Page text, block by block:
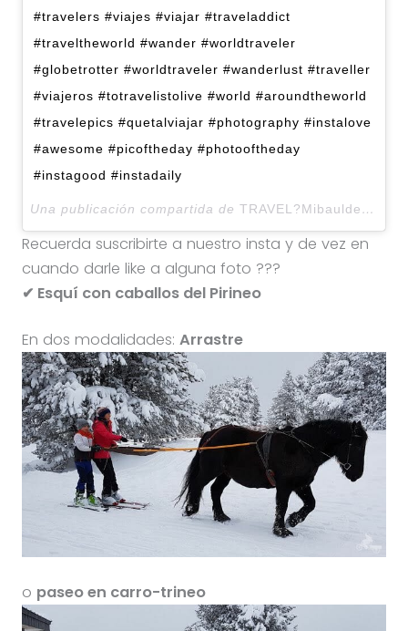
#travelers #viajes #viajar #traveladdict
#traveltheworld #wander #worldtraveler
#globetrotter #worldtraveler #wanderlust #traveller
#viajeros #totravelistolive #world #aroundtheworld
#travelepics #quetalviajar #photography #instalove
#awesome #picoftheday #photooftheday
#instagood #instadaily
Una publicación compartida de TRAVEL?Mibauldeblogs
Recuerda suscribirte a nuestro insta y de vez en
cuando darle like a alguna foto ???
✔ Esquí con caballos del Pirineo
En dos modalidades: Arrastre
o paseo en carro-trineo